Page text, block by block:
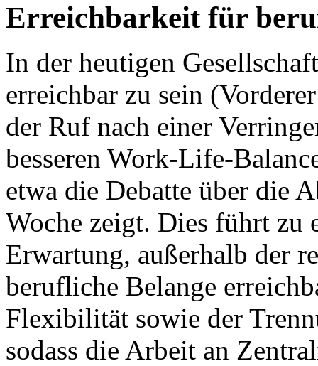
Erreichbarkeit für
In der heutigen
erreichbar zu sein
der Ruf nach einer
besseren Work-Life-
etwa die Debatte über die
Woche zeigt. Dies führt
Erwartung, außerhalb der
berufliche Belange
Flexibilität sowie der
sodass die Arbeit an